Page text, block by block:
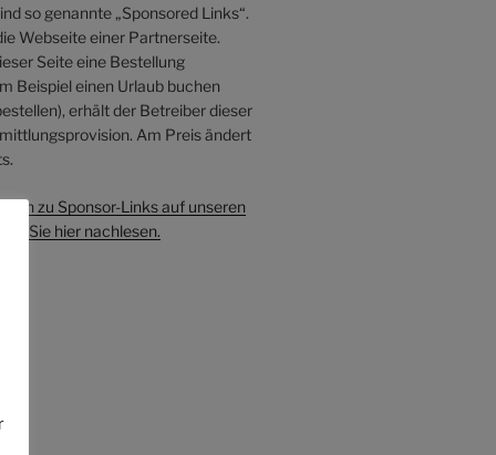
so genannte „Sponsored Links“.
Webseite einer Partnerseite.
Seite eine Bestellung
Beispiel einen Urlaub buchen
erhält der Betreiber dieser
Am Preis ändert
zu Sponsor-Links auf unseren
Sie hier nachlesen.